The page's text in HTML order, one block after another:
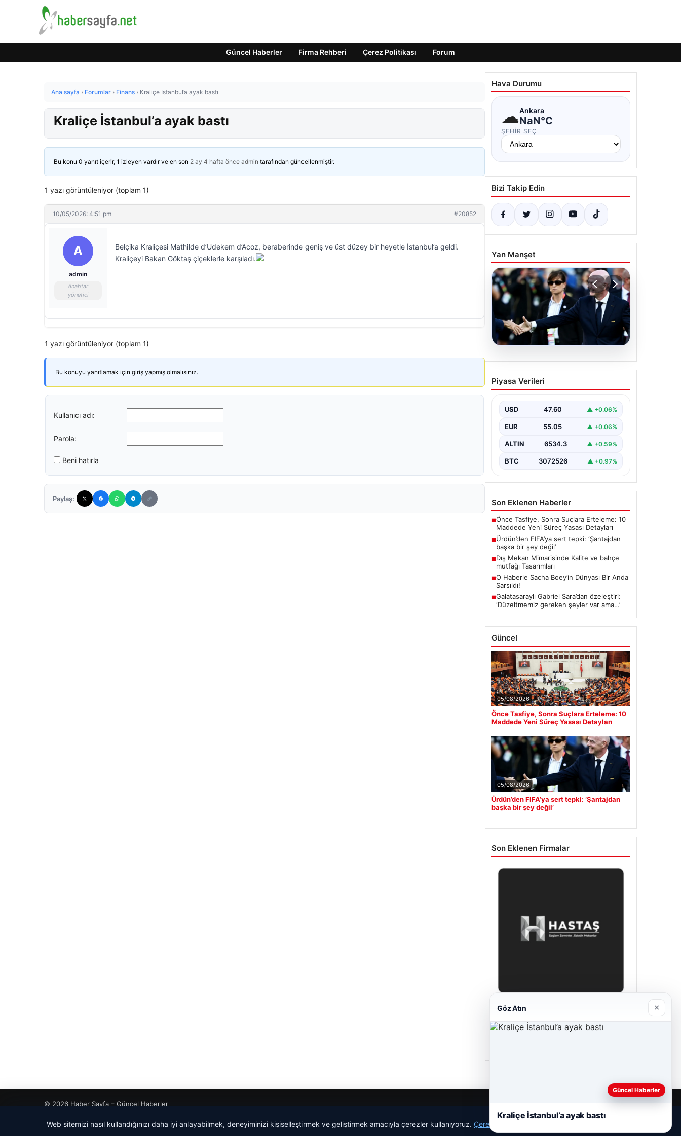
Güncel Haberler Firma Rehberi Çerez Politikası Forum
Ana sayfa › Forumlar › Finans › Kraliçe İstanbul’a ayak bastı
Kraliçe İstanbul’a ayak bastı
Bu konu 0 yanıt içerir, 1 izleyen vardır ve en son 2 ay 4 hafta önce admin tarafından güncellenmiştir.
1 yazı görüntüleniyor (toplam 1)
10/05/2026: 4:51 pm #20852
A
admin
Anahtar
yönetici
Belçika Kraliçesi Mathilde d’Udekem d’Acoz, beraberinde geniş ve üst düzey bir heyetle İstanbul’a geldi.
Kraliçeyi Bakan Göktaş çiçeklerle karşıladı.
1 yazı görüntüleniyor (toplam 1)
Bu konuyu yanıtlamak için giriş yapmış olmalısınız.
Kullanıcı adı:
Parola:
Beni hatırla
Paylaş:
Hava Durumu
☁Ankara
NaN°C
ŞEHIR SEÇ
Bizi Takip Edin
Yan Manşet
05.08.2026
Ürdün’den FIFA’ya sert
tepki: ‘Şantajdan başka bir
Piyasa Verileri
USD 47.60 ▲ +0.06%
EUR 55.05 ▲ +0.06%
ALTIN 6534.3 ▲ +0.59%
BTC 3072526 ▲ +0.97%
Son Eklenen Haberler
■Önce Tasfiye, Sonra Suçlara Erteleme: 10
Maddede Yeni Süreç Yasası Detayları
■Ürdün’den FIFA’ya sert tepki: ‘Şantajdan
başka bir şey değil’
■Dış Mekan Mimarisinde Kalite ve bahçe
mutfağı Tasarımları
■O Haberle Sacha Boey’in Dünyası Bir Anda
Sarsıldı!
■Galatasaraylı Gabriel Sara’dan özeleştiri:
‘Düzeltmemiz gereken şeyler var ama…’
Güncel
05/08/2026
Önce Tasfiye, Sonra Suçlara Erteleme: 10
Maddede Yeni Süreç Yasası Detayları
05/08/2026
Ürdün’den FIFA’ya sert tepki: ‘Şantajdan
başka bir şey değil’
Son Eklenen Firmalar
Hastaş Beton
26/05/2026
© 2026 Haber Sayfa – Güncel Haberler
Web sitemizi nasıl kullandığınızı daha iyi anlayabilmek, deneyiminizi kişiselleştirmek ve geliştirmek amacıyla çerezler kullanıyoruz. Çerez Politikamız
Göz Atın ×
Güncel Haberler
Kraliçe İstanbul’a ayak bastı
malta work and study|lemagrup.com.tr